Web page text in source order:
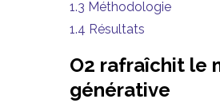
1.3 Méthodologie
1.4 Résultats
O2 rafraîchit le
générative